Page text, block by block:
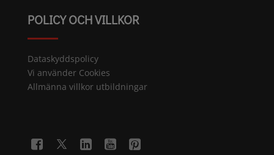
POLICY OCH VILLKOR
Dataskyddspolicy
Vi använder Cookies
Allmänna villkor utbildningar